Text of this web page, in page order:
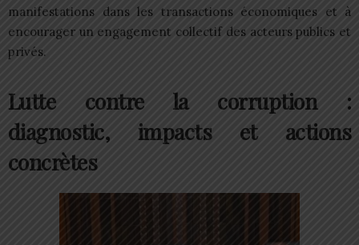
manifestations dans les transactions économiques et à
encourager un engagement collectif des acteurs publics et
privés.​
Lutte contre la corruption :
diagnostic, impacts et actions
concrètes